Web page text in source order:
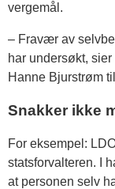
vergemål.
– Fravær av
har undersøkt,
Hanne Bjurstrøm
Snakker ikke
For eksempel:
statsforvalteren. I
at personen selv